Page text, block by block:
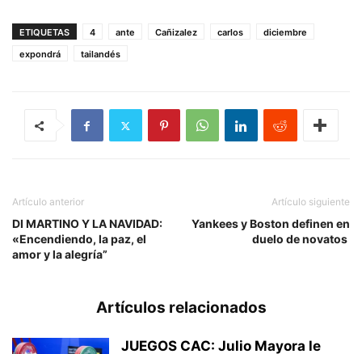
ETIQUETAS 4 ante Cañizalez carlos
diciembre
expondrá
tailandés
Artículo anterior
DI MARTINO Y LA NAVIDAD:
«Encendiendo, la paz, el
amor y la alegría”
Artículo siguiente
Yankees y Boston definen en
duelo de novatos
Artículos relacionados
JUEGOS CAC: Julio Mayora le